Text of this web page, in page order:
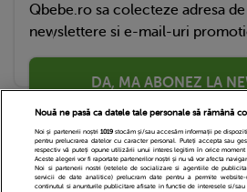
Qbebe.ro sa colecteze adresa
newslettere si e-mail-uri
DA, MA ABONEZ LA
Nouă ne pasă ca datele tale personale să rămână
Noi și partenerii noștri 1019stocăm și/sau accesăm informații pe
pentru prelucrarea datelor cu caracter personal. Puteți accepta sau
respectiv vă puteți opune utilizării unui interes legitim în orice
Aceste alegeri vor fi raportate partenerilor noștri și nu vă vor afecta
Noi si partenerii nostri (retelele de socializare si agentiile de
servicii de date analitice) prelucram date pentru a permite
continutul si anunturile publicitare afisate in functie de interesele si/